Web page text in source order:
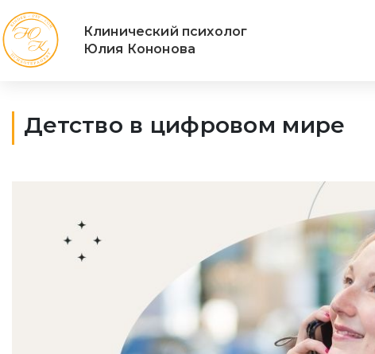
Клинический психолог
Юлия Кононова
Детство в цифровом мире